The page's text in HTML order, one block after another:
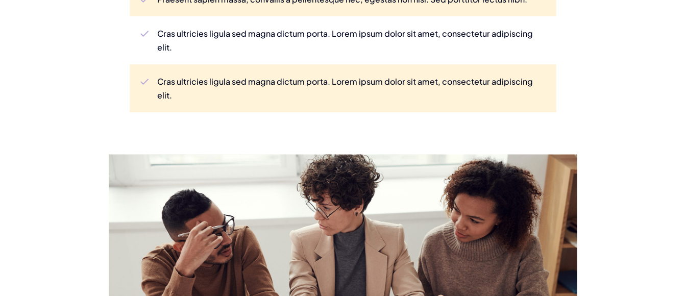
Cras ultricies ligula sed magna dictum porta. Lorem ipsum dolor sit amet, consectetur adipiscing
elit.
Cras ultricies ligula sed magna dictum porta. Lorem ipsum dolor sit amet, consectetur adipiscing
elit.